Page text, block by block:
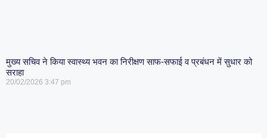
मुख्य सचिव ने किया स्वास्थ्य भवन का निरीक्षण साफ-सफाई व प्रबंधन में सुधार को
सराहा
20/02/2026 3:47 pm